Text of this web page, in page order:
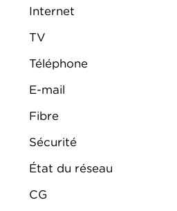
Internet
TV
Téléphone
E-mail
Fibre
Sécurité
État du réseau
CG